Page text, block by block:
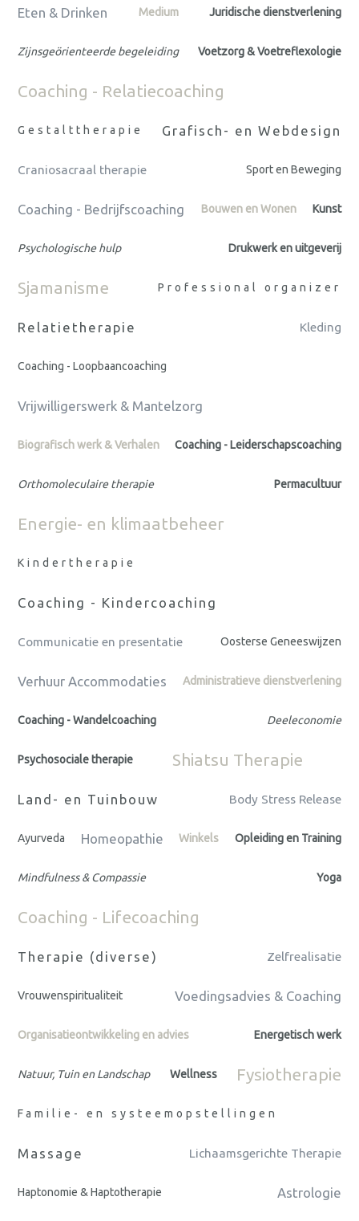
Eten & Drinken Medium Juridische dienstverlening
Zijnsgeörienteerde begeleiding Voetzorg & Voetreflexologie
Coaching - Relatiecoaching
Gestalttherapie Grafisch- en Webdesign
Craniosacraal therapie Sport en Beweging
Coaching - Bedrijfscoaching Bouwen en Wonen Kunst
Psychologische hulp Drukwerk en uitgeverij
Sjamanisme Professional organizer
Relatietherapie Kleding
Coaching - Loopbaancoaching
Vrijwilligerswerk & Mantelzorg
Biografisch werk & Verhalen Coaching - Leiderschapscoaching
Orthomoleculaire therapie Permacultuur
Energie- en klimaatbeheer
Kindertherapie
Coaching - Kindercoaching
Communicatie en presentatie Oosterse Geneeswijzen
Verhuur Accommodaties Administratieve dienstverlening
Coaching - Wandelcoaching Deeleconomie
Psychosociale therapie Shiatsu Therapie
Land- en Tuinbouw Body Stress Release
Ayurveda Homeopathie Winkels Opleiding en Training
Mindfulness & Compassie Yoga
Coaching - Lifecoaching
Therapie (diverse) Zelfrealisatie
Vrouwenspiritualiteit Voedingsadvies & Coaching
Organisatieontwikkeling en advies Energetisch werk
Natuur, Tuin en Landschap Wellness Fysiotherapie
Familie- en systeemopstellingen
Massage Lichaamsgerichte Therapie
Haptonomie & Haptotherapie Astrologie